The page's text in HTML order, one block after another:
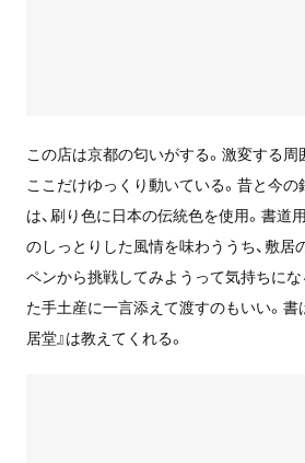
この店は京都の匂いがする。激変する周
ここだけゆっくり動いている。昔と今
は、刷り色に日本の伝統色を使用。書道
のしっとりした風情を味わううち、敷居
ペンから挑戦してみようって気持ちに
た手土産に一言添えて渡すのもいい。書
居堂』は教えてくれる。